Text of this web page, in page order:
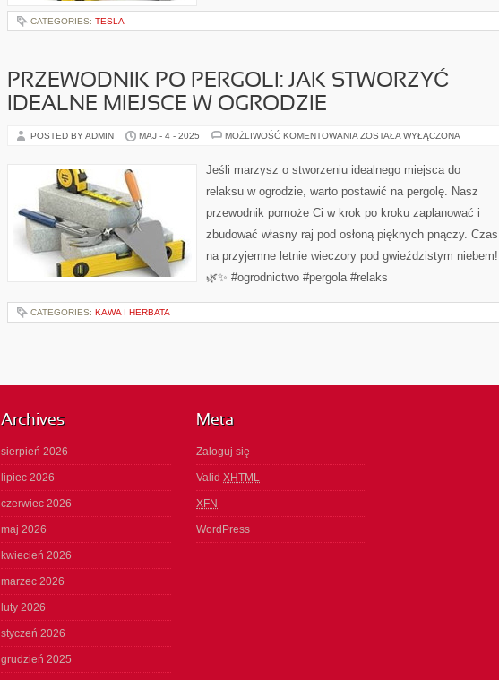
CATEGORIES: TESLA
PRZEWODNIK PO PERGOLI: JAK STWORZYĆ
IDEALNE MIEJSCE W OGRODZIE
POSTED BY ADMIN MAJ - 4 - 2025 MOŻLIWOŚĆ KOMENTOWANIA PRZEWODNIK
JAK
STWORZYĆ
MIEJSCE
OGRODZIE
ZOSTAŁA WYŁĄCZONA
Jeśli marzysz o stworzeniu idealnego miejsca do
relaksu w ogrodzie, warto postawić na pergolę. Nasz
przewodnik pomoże Ci w krok po kroku zaplanować i
zbudować własny raj pod osłoną pięknych pnączy. Czas
na przyjemne letnie wieczory pod gwieździstym niebem!
🌿✨ #ogrodnictwo #pergola #relaks
CATEGORIES: KAWA I HERBATA
Archives
sierpień 2026
lipiec 2026
czerwiec 2026
maj 2026
kwiecień 2026
marzec 2026
luty 2026
styczeń 2026
grudzień 2025
Meta
Zaloguj się
Valid XHTML
XFN
WordPress